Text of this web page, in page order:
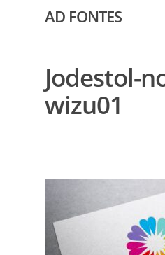
AD FONTES
Jodestol-
wizu01